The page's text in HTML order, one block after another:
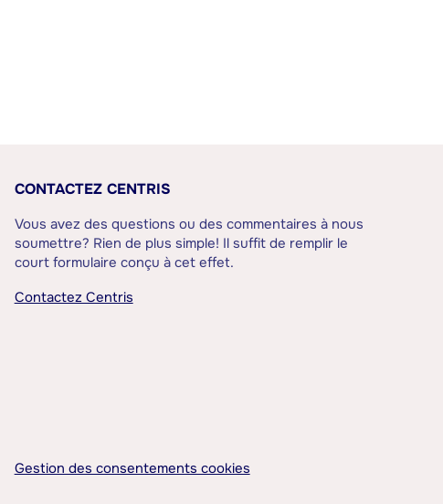
CONTACTEZ CENTRIS
Vous avez des questions ou des commentaires à nous
soumettre? Rien de plus simple! Il suffit de remplir le
court formulaire conçu à cet effet.
Contactez Centris
Gestion des consentements cookies